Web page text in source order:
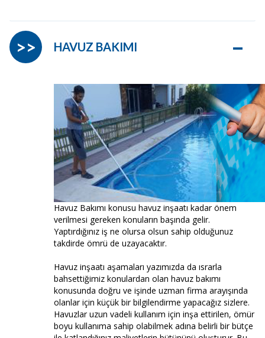
HAVUZ BAKIMI –
>>
Havuz Bakımı konusu havuz inşaatı kadar önem
verilmesi gereken konuların başında gelir.
Yaptırdığınız iş ne olursa olsun sahip olduğunuz
takdirde ömrü de uzayacaktır.
Havuz inşaatı aşamaları yazımızda da ısrarla
bahsettiğimiz konulardan olan havuz bakımı
konusunda doğru ve işinde uzman firma arayışında
olanlar için küçük bir bilgilendirme yapacağız sizlere.
Havuzlar uzun vadeli kullanım için inşa ettirilen, ömür
boyu kullanıma sahip olabilmek adına belirli bir bütçe